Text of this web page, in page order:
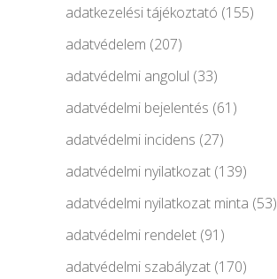
adatkezelési tájékoztató (155)
adatvédelem (207)
adatvédelmi angolul (33)
adatvédelmi bejelentés (61)
adatvédelmi incidens (27)
adatvédelmi nyilatkozat (139)
adatvédelmi nyilatkozat minta (53)
adatvédelmi rendelet (91)
adatvédelmi szabályzat (170)